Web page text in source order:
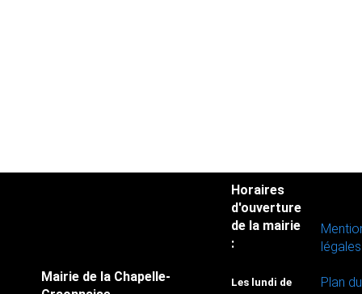
Mairie de la Chapelle-
Horaires
d'ouverture
de la mairie
:
Les lundi de
légales
Plan